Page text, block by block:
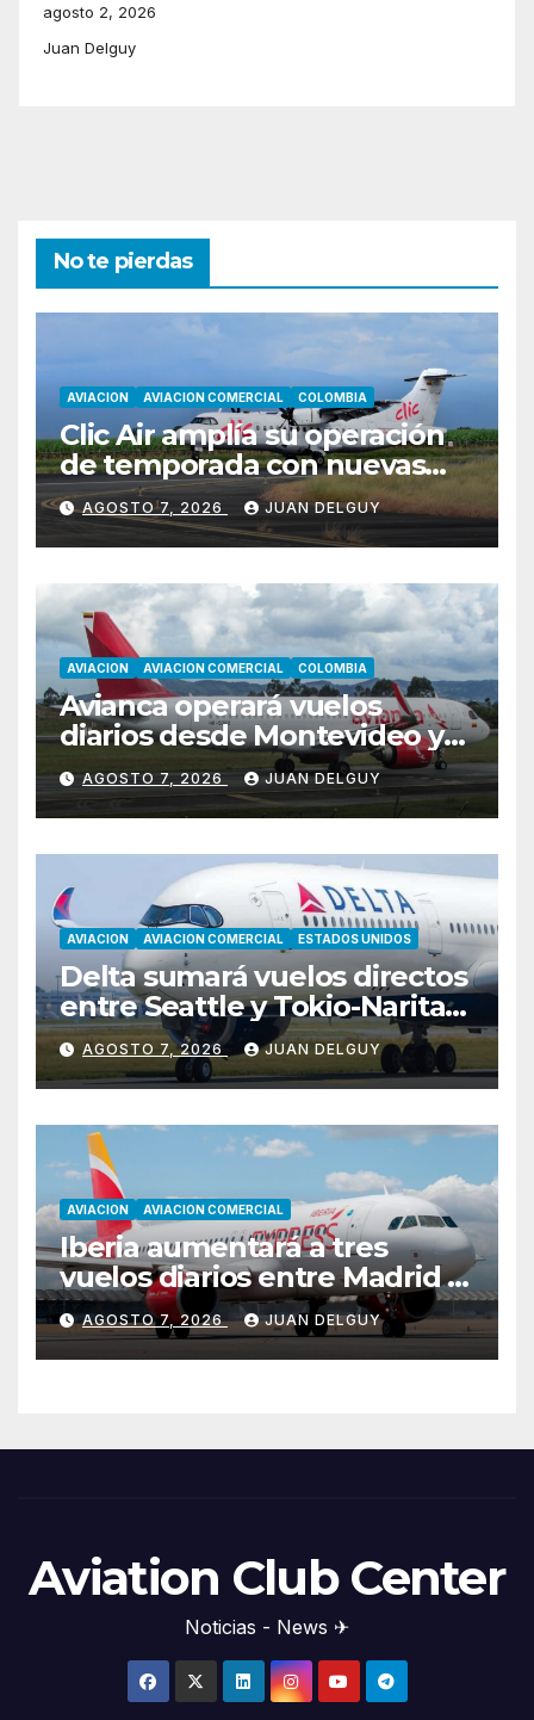
agosto 2, 2026
Juan Delguy
No te pierdas
AVIACION AVIACION COMERCIAL COLOMBIA
Clic Air amplía su operación
de temporada con nuevas
rutas hacia Cartagena y Tolú
AGOSTO 7, 2026 JUAN DELGUY
AVIACION AVIACION COMERCIAL COLOMBIA
Avianca operará vuelos
diarios desde Montevideo y
Asunción hacia Bogotá
AGOSTO 7, 2026 JUAN DELGUY
AVIACION AVIACION COMERCIAL ESTADOS UNIDOS
Delta sumará vuelos directos
entre Seattle y Tokio-Narita
desde marzo de 2027
AGOSTO 7, 2026 JUAN DELGUY
AVIACION AVIACION COMERCIAL
Iberia aumentará a tres
vuelos diarios entre Madrid y
Menorca durante el invierno
AGOSTO 7, 2026 JUAN DELGUY
Aviation Club Center
Noticias - News ✈